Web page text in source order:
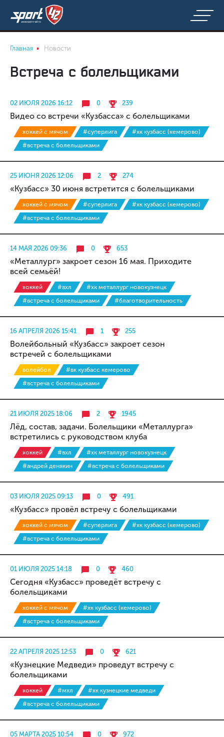
Главная Новости
Встреча с болельщиками
02 ИЮЛЯ 2026 16:12 0 239
Видео со встречи «Кузбасса» с болельщиками
хоккей с мячом #суперлига
#хк кузбасс (кемерово)
#встреча с болельщиками
25 ИЮНЯ 2026 12:06 2 274
«Кузбасс» 30 июня встретится с болельщиками
хоккей с мячом #суперлига
#хк кузбасс (кемерово)
#встреча с болельщиками
14 МАЯ 2026 09:36 0 653
«Металлург» закроет сезон 16 мая. Приходите
всей семьёй!
хоккей #вхл
#хк металлург новокузнецк
#встреча с болельщиками
#благотворительность
16 АПРЕЛЯ 2026 15:41 1 255
Волейбольный «Кузбасс» закроет сезон
встречей с болельщиками
волейбол
#вк кузбасс кемерово
#встреча с болельщиками
21 ИЮЛЯ 2025 18:06 2 1945
Лёд, состав, задачи. Болельщики «Металлурга»
встретились с руководством клуба
хоккей #вхл
#хк металлург новокузнецк
#андрей денякин
#встреча с болельщиками
03 ИЮЛЯ 2025 09:13 0 491
«Кузбасс» провёл встречу с болельщиками
хоккей с мячом #суперлига
#хк кузбасс (кемерово)
#встреча с болельщиками
01 ИЮЛЯ 2025 14:18 0 460
Сегодня «Кузбасс» проведёт встречу с
болельщиками
хоккей с мячом
#хк кузбасс (кемерово)
#встреча с болельщиками
22 АПРЕЛЯ 2025 12:53 0 621
«Кузнецкие Медведи» проведут встречу с
болельщиками
хоккей #мхл
#хк кузнецкие медведи
#встреча с болельщиками
05 МАРТА 2025 10:54 0 972